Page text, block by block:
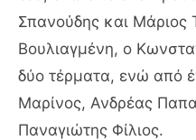
Σπανούδης και Μάριος
Βουλιαγμένη, ο
δύο τέρματα, ενώ από
Μαρίνος, Ανδρέας
Παναγιώτης Φίλιος.